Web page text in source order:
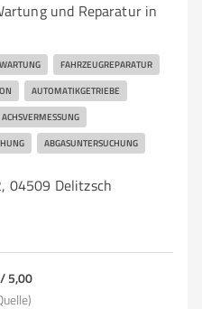
und Reparatur in
FAHRZEUGREPARATUR
AUTOMATIKGETRIEBE
ACHSVERMESSUNG
ABGASUNTERSUCHUNG
04509 Delitzsch
5,00